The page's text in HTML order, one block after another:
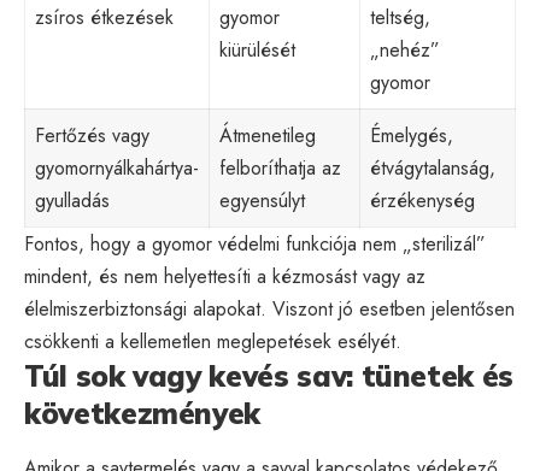
zsíros étkezések
gyomor
kiürülését
teltség,
„nehéz”
gyomor
Fertőzés vagy
gyomornyálkahártya-
gyulladás
Átmenetileg
felboríthatja az
egyensúlyt
Émelygés,
étvágytalanság,
érzékenység
Fontos, hogy a gyomor védelmi funkciója nem „sterilizál”
mindent, és nem helyettesíti a kézmosást vagy az
élelmiszerbiztonsági alapokat. Viszont jó esetben jelentősen
csökkenti a kellemetlen meglepetések esélyét.
Túl sok vagy kevés sav: tünetek és
következmények